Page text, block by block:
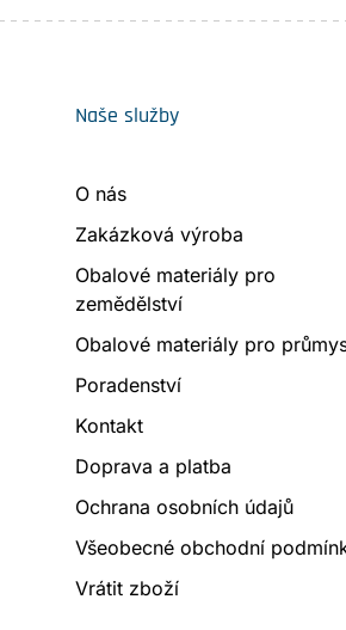
Naše služby
O nás
Zakázková výroba
Obalové materiály pro
zemědělství
Obalové materiály pro
Poradenství
Kontakt
Doprava a platba
Ochrana osobních údajů
Všeobecné obchodní
Vrátit zboží